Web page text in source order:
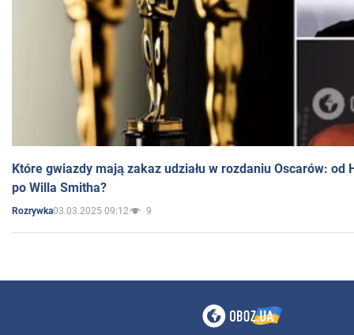
Które gwiazdy mają zakaz udziału w rozdaniu Oscarów: od
po Willa Smitha?
Rozrywka03.03.2025 09:12 9